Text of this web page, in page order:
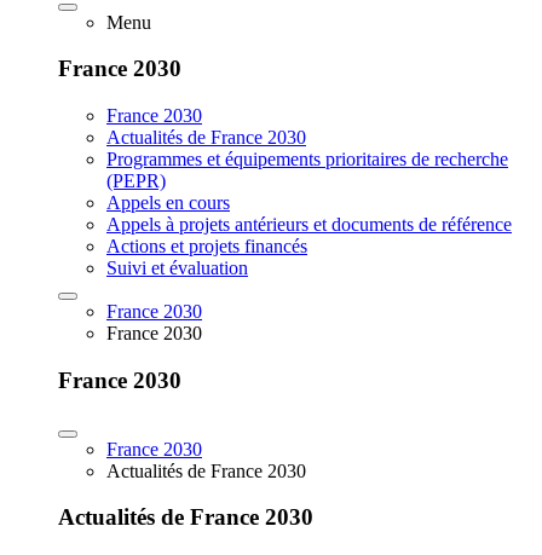
Menu
France 2030
France 2030
Actualités de France 2030
Programmes et équipements prioritaires de recherche
(PEPR)
Appels en cours
Appels à projets antérieurs et documents de référence
Actions et projets financés
Suivi et évaluation
France 2030
France 2030
France 2030
France 2030
Actualités de France 2030
Actualités de France 2030